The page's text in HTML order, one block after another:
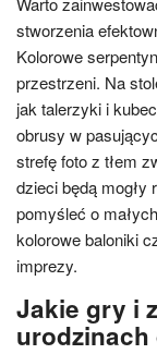
stworzenia
Kolorowe
przestrzeni. Na
jak talerzyki i
obrusy w
strefę foto z tłem
dzieci będą mogły
pomyśleć o
kolorowe baloniki
imprezy.
Jakie gry i